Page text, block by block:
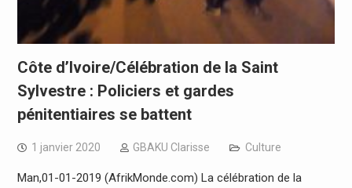
Côte d’Ivoire/Célébration de la Saint
Sylvestre : Policiers et gardes
pénitentiaires se battent
1 janvier 2020 GBAKU Clarisse Culture
Man,01-01-2019 (AfrikMonde.com) La célébration de la